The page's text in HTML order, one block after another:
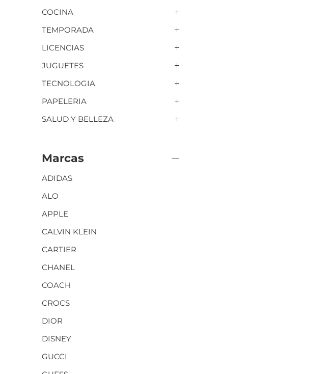
COCINA
TEMPORADA
LICENCIAS
JUGUETES
TECNOLOGIA
PAPELERIA
SALUD Y BELLEZA
Marcas
ADIDAS
ALO
APPLE
CALVIN KLEIN
CARTIER
CHANEL
COACH
CROCS
DIOR
DISNEY
GUCCI